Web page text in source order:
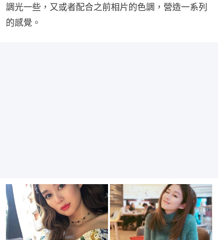
調光一些，又或者配合之前相片的色調，營造一系列
的感覺。